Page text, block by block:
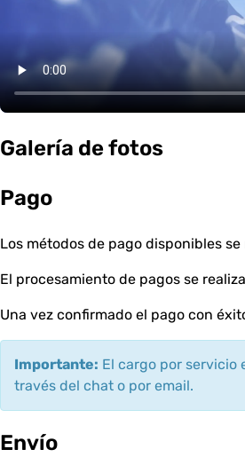
Galería de fotos
Pago
Los métodos de pago disponibles
El procesamiento de pagos se
Una vez confirmado el pago con
Importante: El cargo por servicio
través del chat o por email.
Envío